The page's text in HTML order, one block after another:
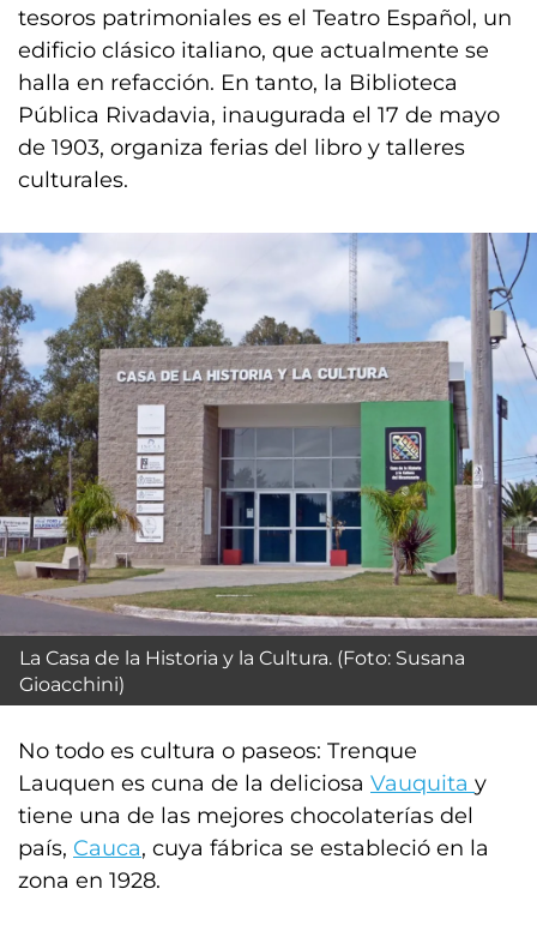
tesoros patrimoniales es el Teatro Español, un
edificio clásico italiano, que actualmente se
halla en refacción. En tanto, la Biblioteca
Pública Rivadavia, inaugurada el 17 de mayo
de 1903, organiza ferias del libro y talleres
culturales.
La Casa de la Historia y la Cultura. (Foto: Susana
Gioacchini)
No todo es cultura o paseos: Trenque
Lauquen es cuna de la deliciosa Vauquita y
tiene una de las mejores chocolaterías del
país, Cauca, cuya fábrica se estableció en la
zona en 1928.